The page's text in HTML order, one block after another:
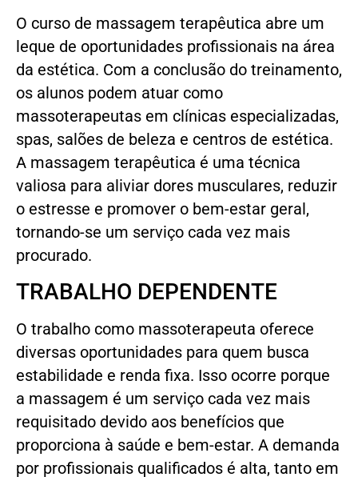
O curso de massagem terapêutica abre um
leque de oportunidades profissionais na área
da estética. Com a conclusão do treinamento,
os alunos podem atuar como
massoterapeutas em clínicas especializadas,
spas, salões de beleza e centros de estética.
A massagem terapêutica é uma técnica
valiosa para aliviar dores musculares, reduzir
o estresse e promover o bem-estar geral,
tornando-se um serviço cada vez mais
procurado.
TRABALHO DEPENDENTE
O trabalho como massoterapeuta oferece
diversas oportunidades para quem busca
estabilidade e renda fixa. Isso ocorre porque
a massagem é um serviço cada vez mais
requisitado devido aos benefícios que
proporciona à saúde e bem-estar. A demanda
por profissionais qualificados é alta, tanto em